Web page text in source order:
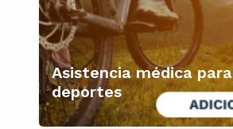
Asistencia médica para
deportes